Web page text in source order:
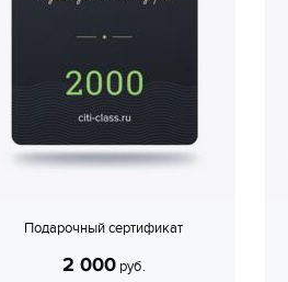
Подарочный сертификат
2 000руб.